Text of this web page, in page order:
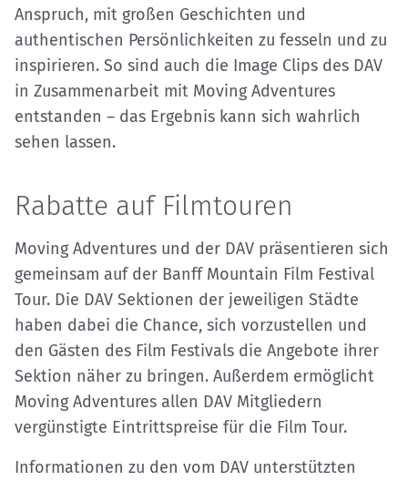
Anspruch, mit großen Geschichten und
authentischen Persönlichkeiten zu fesseln und zu
inspirieren. So sind auch die Image Clips des DAV
in Zusammenarbeit mit Moving Adventures
entstanden – das Ergebnis kann sich wahrlich
sehen lassen.
Rabatte auf Filmtouren
Moving Adventures und der DAV präsentieren sich
gemeinsam auf der Banff Mountain Film Festival
Tour. Die DAV Sektionen der jeweiligen Städte
haben dabei die Chance, sich vorzustellen und
den Gästen des Film Festivals die Angebote ihrer
Sektion näher zu bringen. Außerdem ermöglicht
Moving Adventures allen DAV Mitgliedern
vergünstigte Eintrittspreise für die Film Tour.
Informationen zu den vom DAV unterstützten